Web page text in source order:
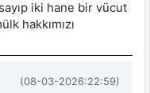
iki hane bir vücut
hakkımızı
(08-03-2026:22:59)